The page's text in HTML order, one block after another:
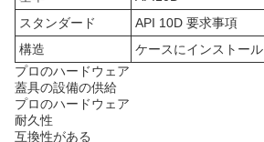
スタンダード
API 10D 要求事項
構造
ケースにインストール
プロのハードウェア
蓋具の設備の供給
プロのハードウェア
耐久性
互換性がある